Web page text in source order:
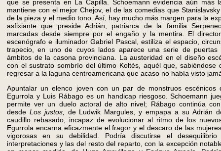
que se presenta en La Capilla. Schoemann evidencia aún más
mantiene con el mejor Chejov, el de las comedias que
de la pieza y el medio tono. Así, hay mucho más margen para la
asfixiante que preside Adrián, patriarca de la familia
marcadas desde siempre por el engaño y la mentira. El
escenógrafo e iluminador Gabriel Pascal, estiliza el espacio,
trapecio, en uno de cuyos lados aparece una serie de puertas
ámbitos de la casona provinciana. La austeridad en el diseño
con el sustrato sombrío del último Koltès, aquél que, sabiéndose
regresar a la laguna centroamericana que acaso no había visto
Apuntalar un elenco joven con un par de monstruos escénicos
Egurrola y Luis Rábago es un handicap riesgoso. Schoemann
permite ver un duelo actoral de alto nivel; Rábago continúa
desde Los justos,
de Ludwik Margules, y empapa a su Adrián
caudillo rebasado, incapaz de evolucionar al ritmo de los
Egurrola encarna eficazmente el fragor y el descaro de las
vigorosas en su debilidad. Podría discutirse el
interpretaciones y las del resto del reparto, con la excepción